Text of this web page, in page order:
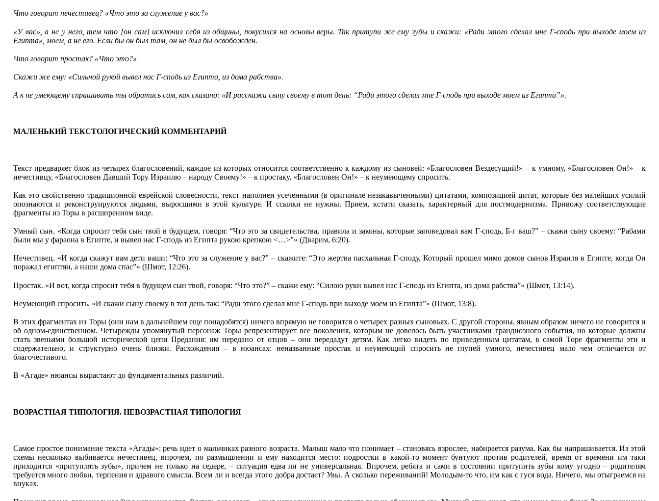
Что говорит нечестивец? «Что это за служение у вас?»
«У вас», а не у него, тем что [он сам] исключил себя из общины, покусился на основы веры. Так притупи же ему зубы и скажи: «Ради этого сделал мне Г-сподь при выходе моем из
Египта», моем, а не его. Если бы он был там, он не был бы освобожден.
Что говорит простак? «Что это?»
Скажи же ему: «Сильной рукой вывел нас Г-сподь из Египта, из дома рабства».
А к не умеющему спрашивать ты обратись сам, как сказано: «И расскажи сыну своему в тот день: “Ради этого сделал мне Г-сподь при выходе моем из Египта”».
МАЛЕНЬКИЙ ТЕКСТОЛОГИЧЕСКИЙ КОММЕНТАРИЙ
Текст предваряет блок из четырех благословений, каждое из которых относится соответственно к каждому из сыновей: «Благословен Вездесущий!» – к умному, «Благословен Он!» – к
нечестивцу, «Благословен Давший Тору Израилю – народу Своему!» – к простаку, «Благословен Он!» – к неумеющему спросить.
Как это свойственно традиционной еврейской словесности, текст наполнен усеченными (в оригинале незакавыченными) цитатами, композицией цитат, которые без малейших усилий
опознаются и реконструируются людьми, выросшими в этой культуре. И ссылки не нужны. Прием, кстати сказать, характерный для постмодернизма. Привожу соответствующие
фрагменты из Торы в расширенном виде.
Умный сын. «Когда спросит тебя сын твой в будущем, говоря: “Что это за свидетельства, правила и законы, которые заповедовал вам Г‑сподь, Б‑г ваш?” – скажи сыну своему: “Рабами
были мы у фараона в Египте, и вывел нас Г‑сподь из Египта рукою крепкою <…>”» (Дварим, 6:20).
Нечестивец. «И когда скажут вам дети ваши: “Что это за служение у вас?” – скажите: “Это жертва пасхальная Г‑споду, Который прошел мимо домов сынов Израиля в Египте, когда Он
поражал египтян, а наши дома спас”» (Шмот, 12:26).
Простак. «И вот, когда спросит тебя в будущем сын твой, говоря: “Что это?” – скажи ему: “Силою руки вывел нас Г‑сподь из Египта, из дома рабства”» (Шмот, 13:14).
Неумеющий спросить. «И скажи сыну своему в тот день так: “Ради этого сделал мне Г‑сподь при выходе моем из Египта”» (Шмот, 13:8).
В этих фрагментах из Торы (они нам в дальнейшем еще понадобятся) ничего впрямую не говорится о четырех разных сыновьях. С другой стороны, явным образом ничего не говорится и
об одном-единственном. Четырежды упомянутый персонаж Торы репрезентирует все поколения, которым не довелось быть участниками грандиозного события, но которые должны
стать звеньями большой исторической цепи Предания: им передано от отцов – они передадут детям. Как легко видеть по приведенным цитатам, в самой Торе фрагменты эти и
содержательно, и структурно очень близки. Расхождения – в нюансах: неназванные простак и неумеющий спросить не глупей умного, нечестивец мало чем отличается от
благочестивого.
В «Агаде» нюансы вырастают до фундаментальных различий.
ВОЗРАСТНАЯ ТИПОЛОГИЯ. НЕВОЗРАСТНАЯ ТИПОЛОГИЯ
Самое простое понимание текста «Агады»: речь идет о мальчиках разного возраста. Малыш мало что понимает – становясь взрослее, набирается разума. Как бы напрашивается. Из этой
схемы несколько выбивается нечестивец, впрочем, по размышлении и ему находится место: подростки в какой-то момент бунтуют против родителей, время от времени им таки
приходится «притуплять зубы», причем не только на седере, – ситуация едва ли не универсальная. Впрочем, ребята и сами в состоянии притупить зубы кому угодно – родителям
требуется много любви, терпения и здравого смысла. Всем ли и всегда этого добра достает? Увы. А сколько переживаний! Молодым-то что, им как с гуся вода. Ничего, мы отыграемся на
внуках.